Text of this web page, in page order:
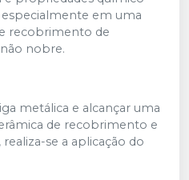
especialmente em uma
recobrimento de
nobre.
metálica e alcançar uma
de recobrimento e
se a aplicação do